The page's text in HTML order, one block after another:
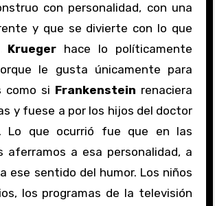
con personalidad, con una
y que se divierte con lo que
Krueger hace lo políticamente
le gusta únicamente para
como si Frankenstein renaciera
y fuese a por los hijos del doctor
Lo que ocurrió fue que en las
aferramos a esa personalidad, a
ese sentido del humor. Los niños
los programas de la televisión